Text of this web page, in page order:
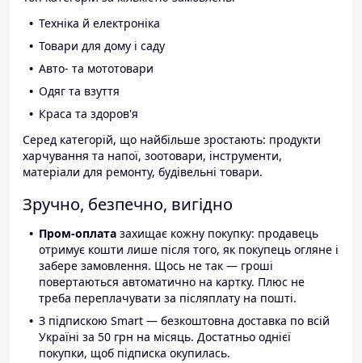
Техніка й електроніка
Товари для дому і саду
Авто- та мототовари
Одяг та взуття
Краса та здоров'я
Серед категорій, що найбільше зростають: продукти
харчування та напої, зоотовари, інструменти,
матеріали для ремонту, будівельні товари.
Зручно, безпечно, вигідно
Пром-оплата захищає кожну покупку: продавець
отримує кошти лише після того, як покупець огляне і
забере замовлення. Щось не так — гроші
повертаються автоматично на картку. Плюс не
треба переплачувати за післяплату на пошті.
З підпискою Smart — безкоштовна доставка по всій
Україні за 50 грн на місяць. Достатньо однієї
покупки, щоб підписка окупилась.